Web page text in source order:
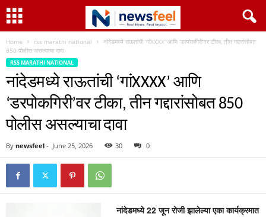
Home rss marathi national
नांदेडमध्ये राऊतांची ‘गांXXXX’ आणि ‘डरपोकगिरी’वर टीका, तीन गद्दारांसोबत
850 पोलीस असल्याचा दावा
RSS MARATHI NATIONAL
नांदेडमध्ये राऊतांची ‘गांXXXX’ आणि
‘डरपोकगिरी’वर टीका, तीन गद्दारांसोबत 850
पोलीस असल्याचा दावा
By newsfeel - June 25, 2026 30 0
नांदेडमध्ये 22 जून रोजी झालेल्या एका कार्यक्रमात